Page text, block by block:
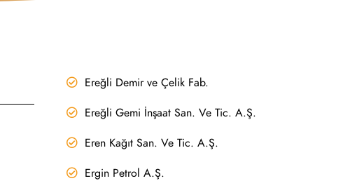
Ereğli Demir ve Çelik Fab.
Ereğli Gemi İnşaat San. Ve Tic. A.Ş.
Eren Kağıt San. Ve Tic. A.Ş.
Ergin Petrol A.Ş.